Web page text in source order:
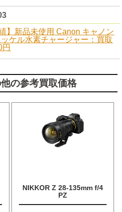
】新品未使用 Canon キャノン
ケル水素チャージャー：買取
の参考買取価格
NIKKOR Z 28-135mm f/4
PZ